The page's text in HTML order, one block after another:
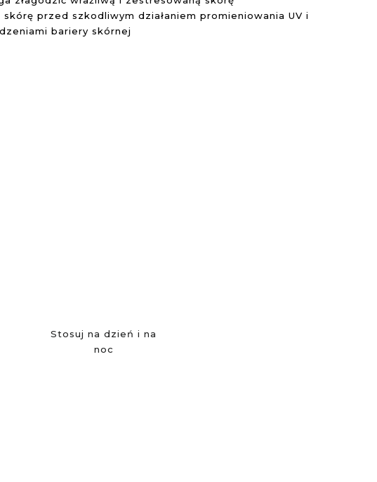
skórę przed szkodliwym działaniem promieniowania UV i
bariery skórnej
Stosuj na dzień i na
noc